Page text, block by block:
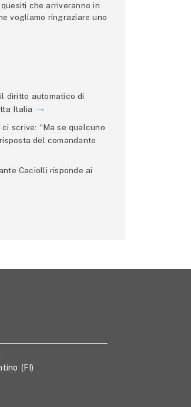
che arriveranno in
vogliamo ringraziare uno
diritto automatico di
Italia
scrive: “Ma se qualcuno
del comandante
Caciolli risponde ai
(FI)